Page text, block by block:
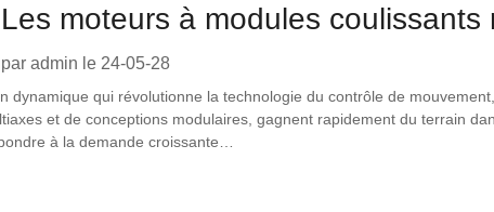
Les moteurs à modules coulissants
précision multi-axes
par admin le 24-05-28
dynamique qui révolutionne la technologie du contrôle de
et de conceptions modulaires, gagnent rapidement du terrain
à la demande croissante…